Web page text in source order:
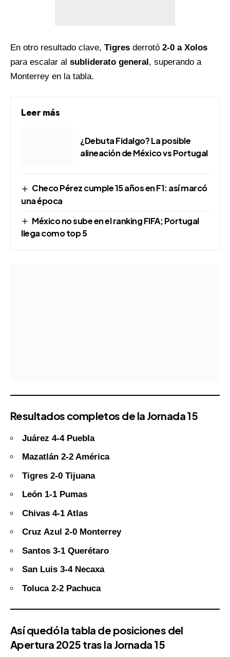
En otro resultado clave, Tigres derrotó 2-0 a Xolos
para escalar al subliderato general, superando a
Monterrey en la tabla.
Leer más
¿Debuta Fidalgo? La posible
alineación de México vs Portugal
Checo Pérez cumple 15 años en F1: así marcó
una época
México no sube en el ranking FIFA; Portugal
llega como top 5
Resultados completos de la Jornada 15
Juárez 4-4 Puebla
Mazatlán 2-2 América
Tigres 2-0 Tijuana
León 1-1 Pumas
Chivas 4-1 Atlas
Cruz Azul 2-0 Monterrey
Santos 3-1 Querétaro
San Luis 3-4 Necaxa
Toluca 2-2 Pachuca
Así quedó la tabla de posiciones del
Apertura 2025 tras la Jornada 15